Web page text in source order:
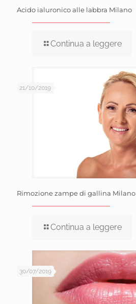
Acido ialuronico alle labbra Milano
Continua a leggere
21/10/2019
Rimozione zampe di gallina Milano
Continua a leggere
30/07/2019